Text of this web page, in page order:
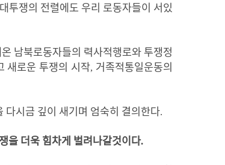
투쟁의 전렬에도 우리 로동자들이 서있
남북로동자들의 력사적행로와 투쟁정
새로운 투쟁의 시작, 거족적통일운동의
다시금 깊이 새 기며 엄숙히 결의한다.
을 더욱 힘차게 벌려나갈것이다.